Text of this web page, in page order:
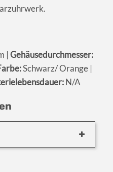
| Gehäusedurchmesser:
Schwarz/ Orange |
N/A